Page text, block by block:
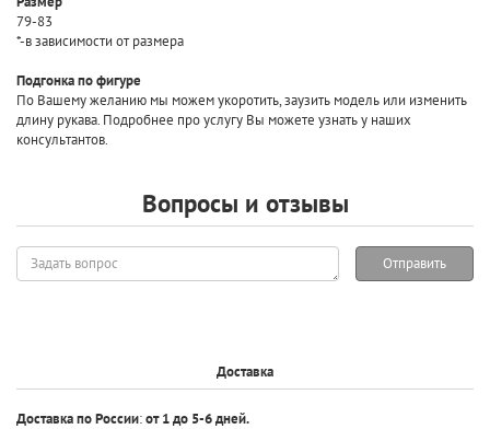
79-83
*-в зависимости от размера
Подгонка по фигуре
По Вашему желанию мы можем укоротить, заузить модель или изменить
длину рукава. Подробнее про услугу Вы можете узнать у наших
консультантов.
Вопросы и отзывы
Задать
вопрос
Отправить
Доставка
Доставка по России:от 1 до 5-6 дней.